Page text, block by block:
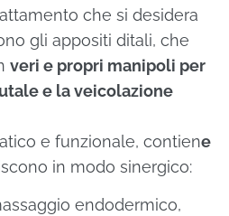
che si desidera
gli appositi ditali, che
veri e propri manipoli per
e la veicolazione
e funzionale, contiene
in modo sinergico:
endodermico,